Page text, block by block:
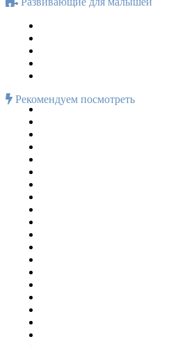
Рекомендуем посмотреть